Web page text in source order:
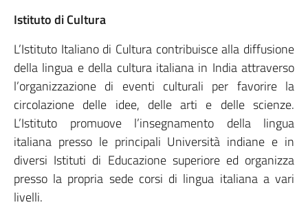
Istituto di Cultura
L’Istituto Italiano di Cultura contribuisce alla diffusione
della lingua e della cultura italiana in India attraverso
l’organizzazione di eventi culturali per favorire la
circolazione delle idee, delle arti e delle scienze.
L’Istituto promuove l’insegnamento della lingua
italiana presso le principali Università indiane e in
diversi Istituti di Educazione superiore ed organizza
presso la propria sede corsi di lingua italiana a vari
livelli.